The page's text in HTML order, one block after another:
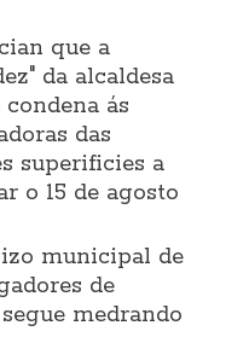
que a
da alcaldesa
condena ás
das
superificies a
o 15 de agosto
municipal de
de
medrando